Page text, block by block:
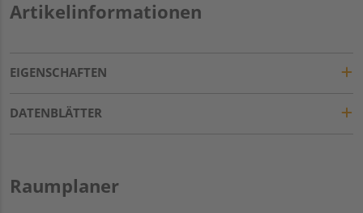
Artikelinformationen
EIGENSCHAFTEN
DATENBLÄTTER
Raumplaner